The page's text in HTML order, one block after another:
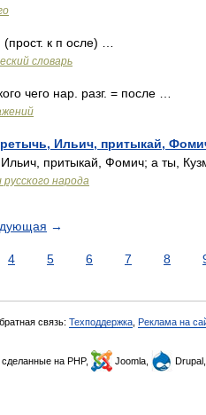
к п осле) …
словарь
чего нар. разг. = после …
Ильич, притыкай,
Ильич, притыкай, Фомич; а ты,
народа
→
4 5 6 7 8
связь: Техподдержка Реклама на
, сделанные на PHP, Joomla, Drupal,